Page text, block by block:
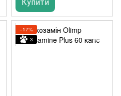
−17%
3